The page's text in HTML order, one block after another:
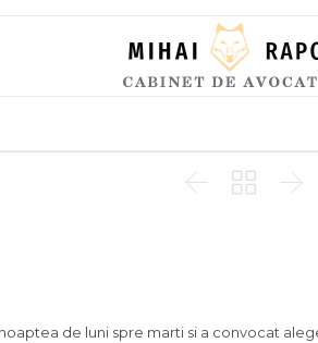
content
  
de luni spre marti si a convocat